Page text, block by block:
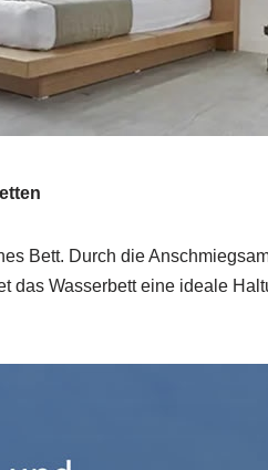
Bett. Durch die
das Wasserbett eine ideale